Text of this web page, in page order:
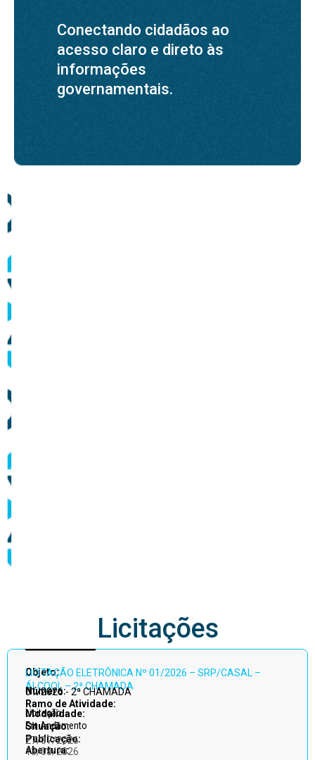
Conectando cidadãos ao
acesso claro e direto às
informações
governamentais.
Acessar
todos
Licitações
Objeto:
LICITAÇÃO ELETRÔNICA Nº 01/2026 – SRP/CASAL –
ÁLCOOL – 2ª CHAMADA
Número:
01/2026 - 2ª CHAMADA
Ramo de Atividade:
Modalidade:
Licitação
Situação:
Em Andamento
Publicação:
27/07/2026
Abertura:
13/08/2026